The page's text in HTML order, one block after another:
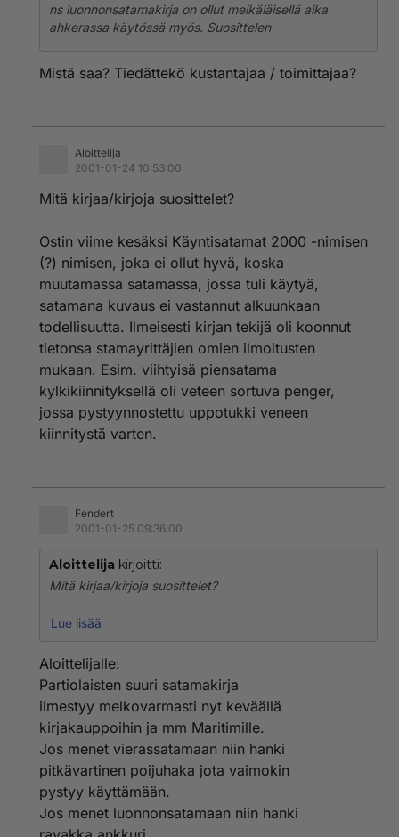
ns luonnonsatamakirja on ollut meikäläisellä aika
ahkerassa käytössä myös. Suosittelen
Mistä saa? Tiedättekö kustantajaa / toimittajaa?
Aloittelija
2001-01-24 10:53:00
Mitä kirjaa/kirjoja suosittelet?
Ostin viime kesäksi Käyntisatamat 2000 -nimisen
(?) nimisen, joka ei ollut hyvä, koska
muutamassa satamassa, jossa tuli käytyä,
satamana kuvaus ei vastannut alkuunkaan
todellisuutta. Ilmeisesti kirjan tekijä oli koonnut
tietonsa stamayrittäjien omien ilmoitusten
mukaan. Esim. viihtyisä piensatama
kylkikiinnityksellä oli veteen sortuva penger,
jossa pystyynnostettu uppotukki veneen
kiinnitystä varten.
Fendert
2001-01-25 09:36:00
Aloittelija kirjoitti:
Mitä kirjaa/kirjoja suosittelet?
Ostin viime kesäksi Käyntisatamat 2000 -nimisen (?)
satamassa, jossa tuli käytyä, satamana kuvaus ei
vastannut alkuunkaan todellisuutta. Ilmeisesti kirjan
tekijä oli koonnut tietonsa stamayrittäjien omien
ilmoitusten mukaan. Esim. viihtyisä piensatama
kylkikiinnityksellä oli veteen sortuva penger, jossa
pystyynnostettu uppotukki veneen kiinnitystä varten.
Lue lisää
Aloittelijalle:
Partiolaisten suuri satamakirja
ilmestyy melkovarmasti nyt keväällä
kirjakauppoihin ja mm Maritimille.
Jos menet vierassatamaan niin hanki
pitkävartinen poijuhaka jota vaimokin
pystyy käyttämään.
Jos menet luonnonsatamaan niin hanki